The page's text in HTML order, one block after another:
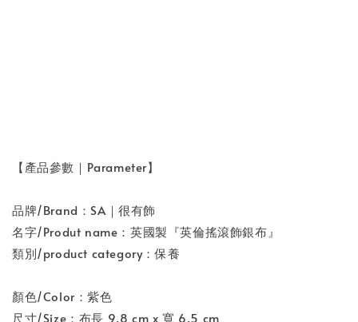
【產品參數｜Parameter】
品牌/Brand：SA｜很有飾
名字/Produt name：英國製『英倫搖滾飾銀布』
類別/product category：保養
顏色/Color：紫色
尺寸/Size：布長 9.8 cm x 寬 6.5 cm